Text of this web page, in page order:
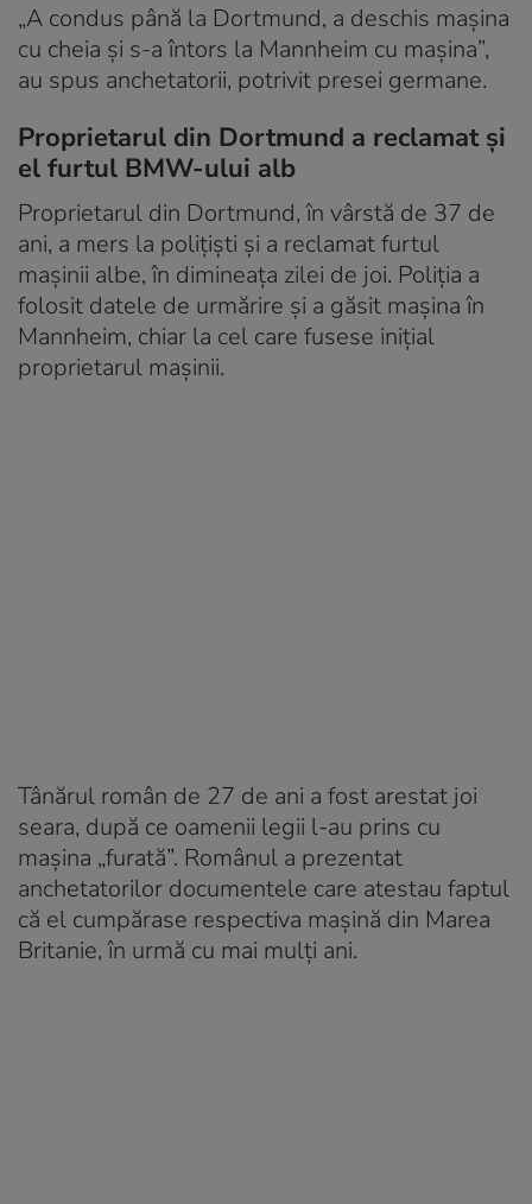
„A condus până la Dortmund, a deschis mașina
cu cheia și s-a întors la Mannheim cu mașina”,
au spus anchetatorii, potrivit presei germane.
Proprietarul din Dortmund a reclamat și
el furtul BMW-ului alb
Proprietarul din Dortmund, în vârstă de 37 de
ani, a mers la polițiști și a reclamat furtul
mașinii albe, în dimineața zilei de joi. Poliția a
folosit datele de urmărire și a găsit mașina în
Mannheim, chiar la cel care fusese inițial
proprietarul mașinii.
Tânărul român de 27 de ani a fost arestat joi
seara, după ce oamenii legii l-au prins cu
mașina „furată”. Românul a prezentat
anchetatorilor documentele care atestau faptul
că el cumpărase respectiva mașină din Marea
Britanie, în urmă cu mai mulți ani.